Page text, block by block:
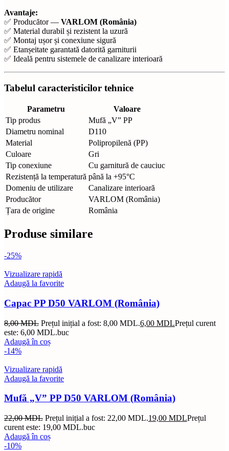
Avantaje:
✅ Producător — VARLOM (România)
✅ Material durabil și rezistent la uzură
✅ Montaj ușor și conexiune sigură
✅ Etanșeitate garantată datorită garniturii
✅ Ideală pentru sistemele de canalizare interioară
Tabelul caracteristicilor tehnice
Parametru
Valoare
Tip produs
Mufă „V” PP
Diametru nominal
D110
Material
Polipropilenă (PP)
Culoare
Gri
Tip conexiune
Cu garnitură de cauciuc
Rezistență la temperatură până la +95°C
Domeniu de utilizare
Canalizare interioară
Producător
VARLOM (România)
Țara de origine
România
Produse similare
-25%
Vizualizare rapidă
Adaugă la favorite
Capac PP D50 VARLOM (România)
8,00MDL Prețul inițial a fost: 8,00 MDL.6,00 MDLPrețul curent
este: 6,00 MDL.buc
Adaugă în coș
-14%
Vizualizare rapidă
Adaugă la favorite
Mufă „V” PP D50 VARLOM (România)
22,00MDL Prețul inițial a fost: 22,00 MDL.19,00 MDLPrețul
curent este: 19,00 MDL.buc
Adaugă în coș
-10%